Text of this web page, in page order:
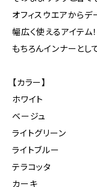
オフィスウエアからデ
幅広く使えるアイテム！
もちろんインナーと
【カラー】
ホワイト
ベージュ
ライトグリーン
ライトブルー
テラコッタ
カーキ